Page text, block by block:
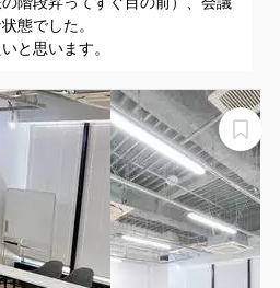
態でした。
と思います。
る空間！55インチモニタ
ルーム】